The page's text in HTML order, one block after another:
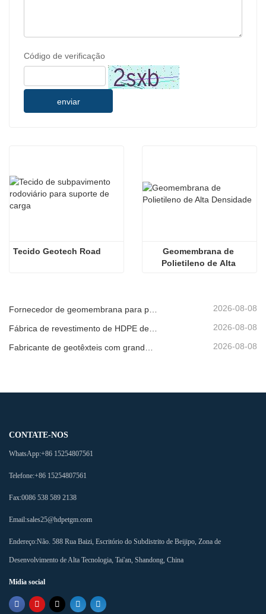
Código de verificação
enviar
Tecido Geotech Road
Geomembrana de
Polietileno de Alta
2026-08-08
2026-08-08
Fabricante de geotêxteis com grande inventário 2026-08-08
CONTATE-NOS
WhatsApp:+86 15254807561
Telefone:+86 15254807561
Fax:0086 538 589 2138
Email:sales25@hdpetgm.com
Endereço:Não. 588 Rua Baizi, Escritório do Subdistrito de Beijipo, Zona de
Desenvolvimento de Alta Tecnologia, Tai'an, Shandong, China
Mídia social